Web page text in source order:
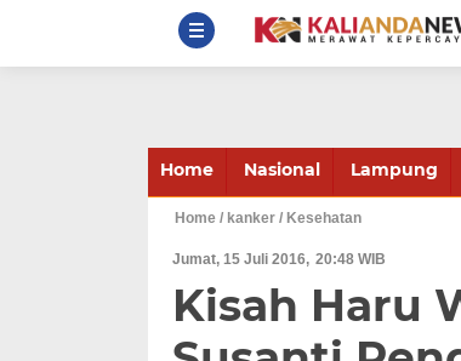
Home Nasional Lampung
Home / kanker / Kesehatan
Jumat, 15 Juli 2016 20:48 WIB
Kisah Haru